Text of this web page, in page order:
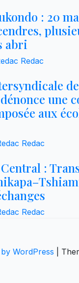
: 20
abri
Redac
une
aux
Redac
:
Redac
WordPress